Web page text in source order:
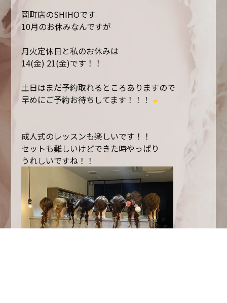
岡町店のSHIHOです
10月のお休みなんですが
月火定休日と私のお休みは
14(金) 21(金)です！！
土日はまだ予約取れるところありますので
早めにご予約お待ちしてます！！！
成人式のレッスンも楽しいです！！
セットも難しいけどできた時やっぱり
うれしいですね！！